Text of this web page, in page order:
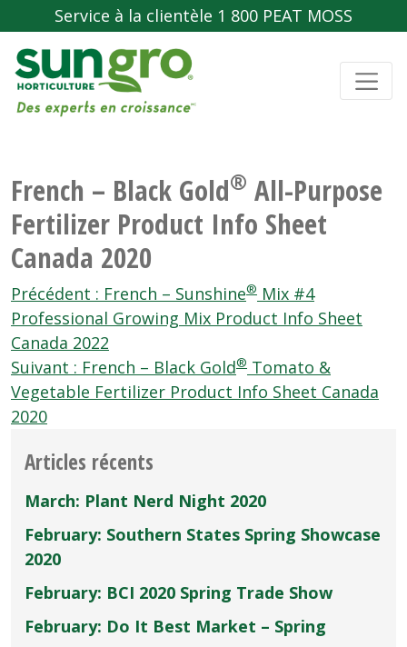
Service à la clientèle 1 800 PEAT MOSS
French – Black Gold® All-Purpose
Fertilizer Product Info Sheet
Canada 2020
Navigation
de
l'article
Précédent : French – Sunshine® Mix #4
Professional Growing Mix Product Info Sheet
Canada 2022
Suivant : French – Black Gold® Tomato &
Vegetable Fertilizer Product Info Sheet Canada
2020
Articles récents
March: Plant Nerd Night 2020
February: Southern States Spring Showcase
2020
February: BCI 2020 Spring Trade Show
February: Do It Best Market – Spring